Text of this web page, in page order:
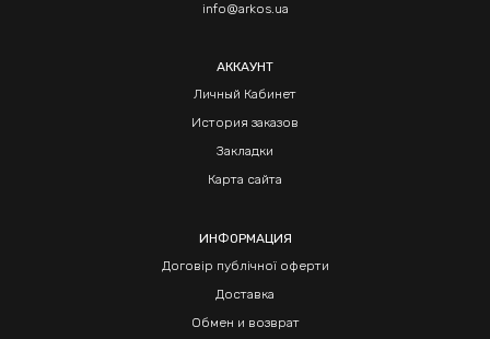
info@arkos.ua
АККАУНТ
Личный Кабинет
История заказов
Закладки
Карта сайта
ИНФОРМАЦИЯ
Договір публічної оферти
Доставка
Обмен и возврат